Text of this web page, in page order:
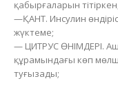
қабырғаларын
—ҚАНТ. Инсулин
жүктеме;
— ЦИТРУС ӨНІМДЕРІ. Аш
құрамындағы көп
туғызады;